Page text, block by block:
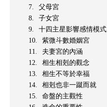
父母宮
子女宮
十四主星影響感情模式
紫微斗數婚姻宮
夫妻宮的內涵
相生相剋的觀念
相生不等於幸福
相剋也非一蹴而就
命盤的主觀性